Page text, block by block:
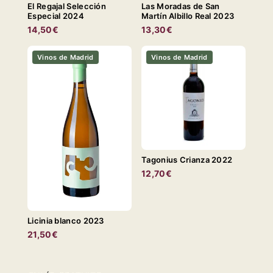
El Regajal Selección
Especial 2024
14,50€
Las Moradas de San
Martín Albillo Real 2023
13,30€
Vinos de Madrid
Licinia blanco 2023
21,50€
Vinos de Madrid
Tagonius Crianza 2022
12,70€